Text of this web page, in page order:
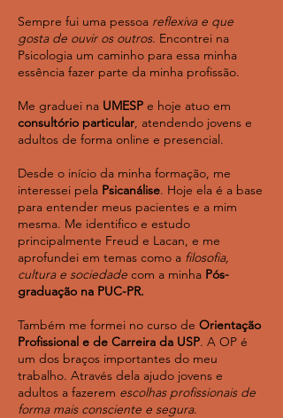
Sempre fui uma pessoa reflexiva e que
gosta de ouvir os outros. Encontrei na
Psicologia um caminho para essa minha
essência fazer parte da minha profissão.
Me graduei na UMESP e hoje atuo em
consultório particular, atendendo jovens e
adultos de forma online e presencial.
Desde o início da minha formação, me
interessei pela Psicanálise. Hoje ela é a base
para entender meus pacientes e a mim
mesma. Me identifico e estudo
principalmente Freud e Lacan, e me
aprofundei em temas como a filosofia,
cultura e sociedade com a minha Pós-
graduação na PUC-PR.
Também me formei no curso de Orientação
Profissional e de Carreira da USP. A OP é
um dos braços importantes do meu
trabalho. Através dela ajudo jovens e
adultos a fazerem escolhas profissionais de
forma mais consciente e segura.